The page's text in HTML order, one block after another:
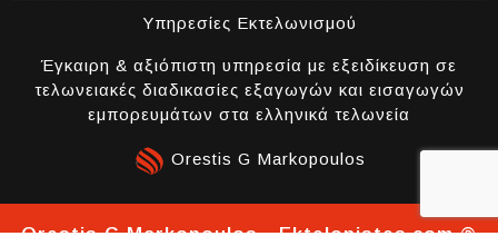
Υπηρεσίες Εκτελωνισμού
Έγκαιρη & αξιόπιστη υπηρεσία με εξειδίκευση σε
τελωνειακές διαδικασίες εξαγωγών και εισαγωγών
εμπορευμάτων στα ελληνικά τελωνεία
Orestis G Markopoulos
Orestis G Markopoulos - Ektelonistes.com ®